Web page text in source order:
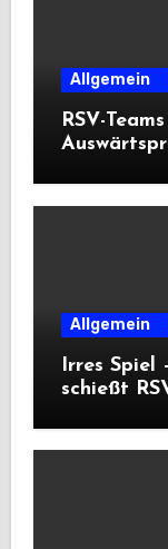
Allgemein
RSV-
Allgemein
Irres Spiel
schießt